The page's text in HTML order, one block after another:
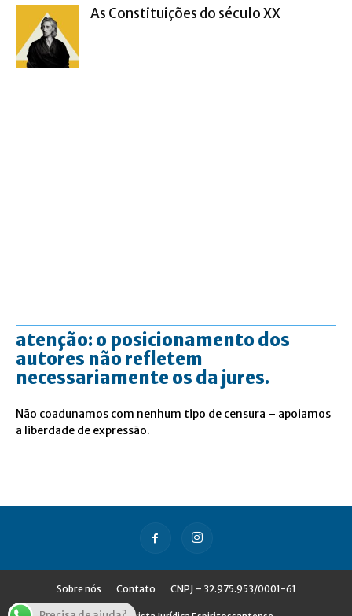
As Constituições do século XX
atenção: o posicionamento dos
autores não refletem
necessariamente os da jures.
Não coadunamos com nenhum tipo de censura – apoiamos
a liberdade de expressão.
Sobre nós Contato CNPJ – 32.975.953/0001-61